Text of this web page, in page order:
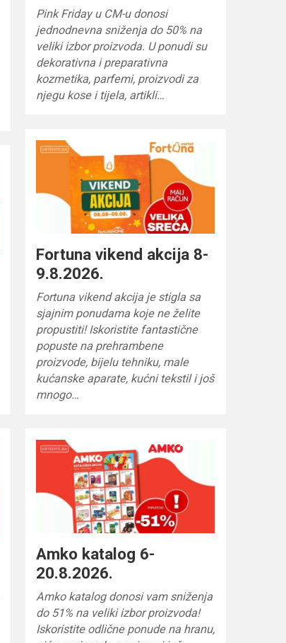
Pink Friday u CM-u donosi
jednodnevna sniženja do 50% na
veliki izbor proizvoda. U ponudi su
dekorativna i preparativna
kozmetika, parfemi, proizvodi za
njegu kose i tijela, artikli…
Fortuna vikend akcija 8-
9.8.2026.
Fortuna vikend akcija je stigla sa
sjajnim ponudama koje ne želite
propustiti! Iskoristite fantastične
popuste na prehrambene
proizvode, bijelu tehniku, male
kućanske aparate, kućni tekstil i još
mnogo…
Amko katalog 6-
20.8.2026.
Amko katalog donosi vam sniženja
do 51% na veliki izbor proizvoda!
Iskoristite odlične ponude na hranu,